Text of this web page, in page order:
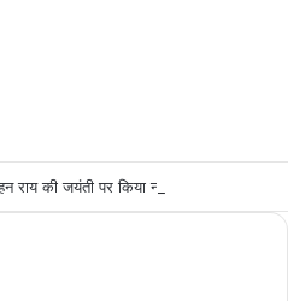
राय की जयंती पर किया नमन